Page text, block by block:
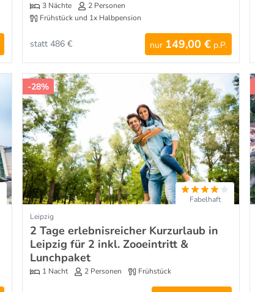
3 Nächte
2 Personen
Frühstück und 1x Halbpension
nur 149,00 € p.P.
statt 486 €
-28%
Fabelhaft
Leipzig
2 Tage erlebnisreicher Kurzurlaub in
Leipzig für 2 inkl. Zooeintritt &
Lunchpaket
1 Nacht 2 Personen Frühstück